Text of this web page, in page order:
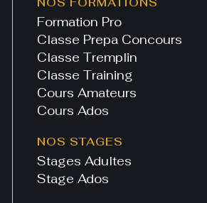
Formation Pro
Classe Prepa Concours
Classe Tremplin
Classe Training
Cours Amateurs
Cours Ados
NOS STAGES
Stages Adultes
Stage Ados